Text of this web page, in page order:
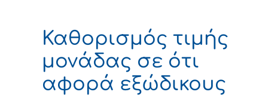
Καθορισμός τιμής
μονάδας σε ότι
αφορά εξώδικους